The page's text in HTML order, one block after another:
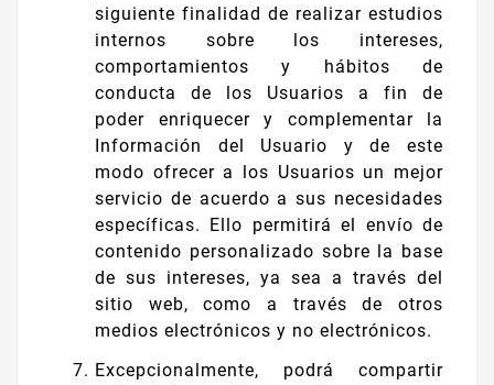
siguiente finalidad de realizar estudios
internos sobre los intereses,
comportamientos y hábitos de
conducta de los Usuarios a fin de
poder enriquecer y complementar la
Información del Usuario y de este
modo ofrecer a los Usuarios un mejor
servicio de acuerdo a sus necesidades
específicas. Ello permitirá el envío de
contenido personalizado sobre la base
de sus intereses, ya sea a través del
sitio web, como a través de otros
medios electrónicos y no electrónicos.
Excepcionalmente, podrá compartir